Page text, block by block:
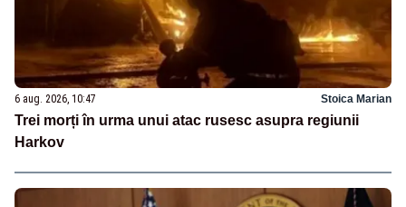
6 aug. 2026, 10:47 Stoica Marian
Trei morți în urma unui atac rusesc asupra regiunii
Harkov